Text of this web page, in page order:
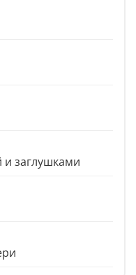
и заглушками